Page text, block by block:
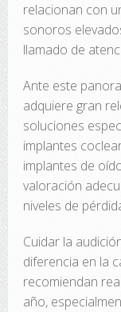
relacionan con
sonoros
llamado de
Ante este
adquiere gran
soluciones
implantes
implantes de
valoración
niveles de
Cuidar la
diferencia en la
recomiendan
año,